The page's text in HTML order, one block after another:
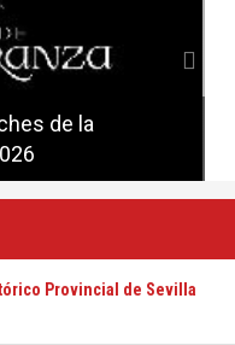
de la
en
Provincial de Sevilla